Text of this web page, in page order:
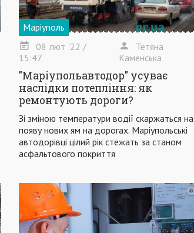
Маріуполь
08 лют '22 /
15:47
Тетяна
Каменська
"Маріупольавтодор" усуває
наслідки потепління: як
ремонтують дороги?
Зі зміною температури водії скаржаться на
появу нових ям на дорогах. Маріупольські
автодорівці цілий рік стежать за станом
асфальтового покриття